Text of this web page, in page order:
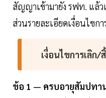
สัญญาเข้ามายัง รฟท. แล้
ส่วนรายละเอียดเงื่อนไข
เงื่อนไขการเลิ
ข้อ 1 — ครบอายุสัมปทา